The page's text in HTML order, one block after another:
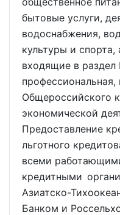
бытовые услуги,
водоснабжения,
культуры и
входящие в раздел
профессиональная,
Общероссийского
экономической
Предоставление
льготного
всеми
кредитными
Азиатско-
Банком и